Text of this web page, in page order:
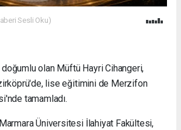
Sesli Oku)
olan Müftü Hayri Cihangeri,
lise eğitimini de Merzifon
tamamladı.
Üniversitesi İlahiyat Fakültesi,